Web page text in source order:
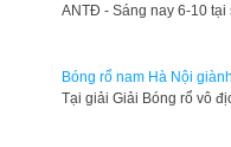
​ANTĐ - Sáng nay 6-10
Bóng rổ nam Hà Nội
Tại giải Giải Bóng rổ vô